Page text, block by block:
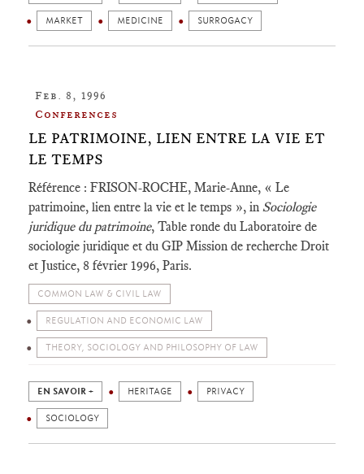
MARKET MEDICINE SURROGACY
Feb. 8, 1996
Conferences
LE PATRIMOINE, LIEN ENTRE LA VIE ET
LE TEMPS
Référence : FRISON-ROCHE, Marie-Anne, « Le
patrimoine, lien entre la vie et le temps », in Sociologie
juridique du patrimoine, Table ronde du Laboratoire de
sociologie juridique et du GIP Mission de recherche Droit
et Justice, 8 février 1996, Paris.
COMMON LAW & CIVIL LAW
REGULATION AND ECONOMIC LAW
THEORY, SOCIOLOGY AND PHILOSOPHY OF LAW
EN SAVOIR + HERITAGE PRIVACY
SOCIOLOGY